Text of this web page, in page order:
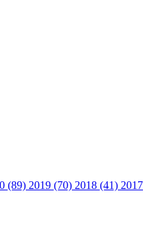
(89) 2019 (70) 2018 (41) 2017